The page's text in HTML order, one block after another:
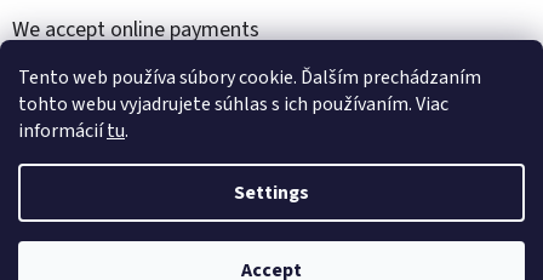
Tento web používa súbory cookie. Ďalším prechádzaním
tohto webu vyjadrujete súhlas s ich používaním. Viac
informáciítu.
Settings
Accept
We accept online payments
Created by Shoptet
Home Gallery